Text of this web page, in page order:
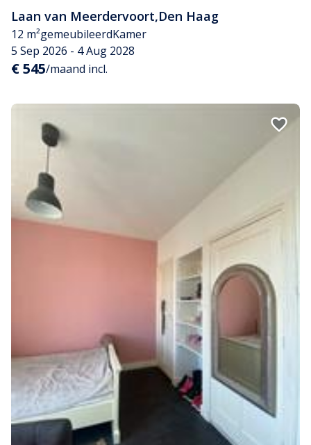
Laan van Meerdervoort,Den Haag
12 m²gemeubileerdKamer
5 Sep 2026 - 4 Aug 2028
€ 545/maand incl.